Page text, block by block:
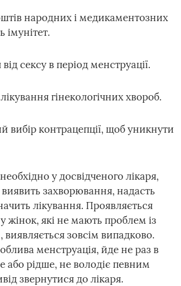
народних і медикаментозних
імунітет.
сексу в період менструації.
гінекологічних хвороб.
вибір контрацепції, щоб уникнути
у досвідченого лікаря,
захворювання, надасть
лікування. Проявляється
жінок, які не мають проблем із
виявляється зовсім випадково.
менструація, йде не раз в
або рідше, не володіє певним
звернутися до лікаря.